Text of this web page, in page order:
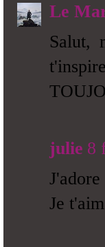
Le
Salut,
julie 8
Je